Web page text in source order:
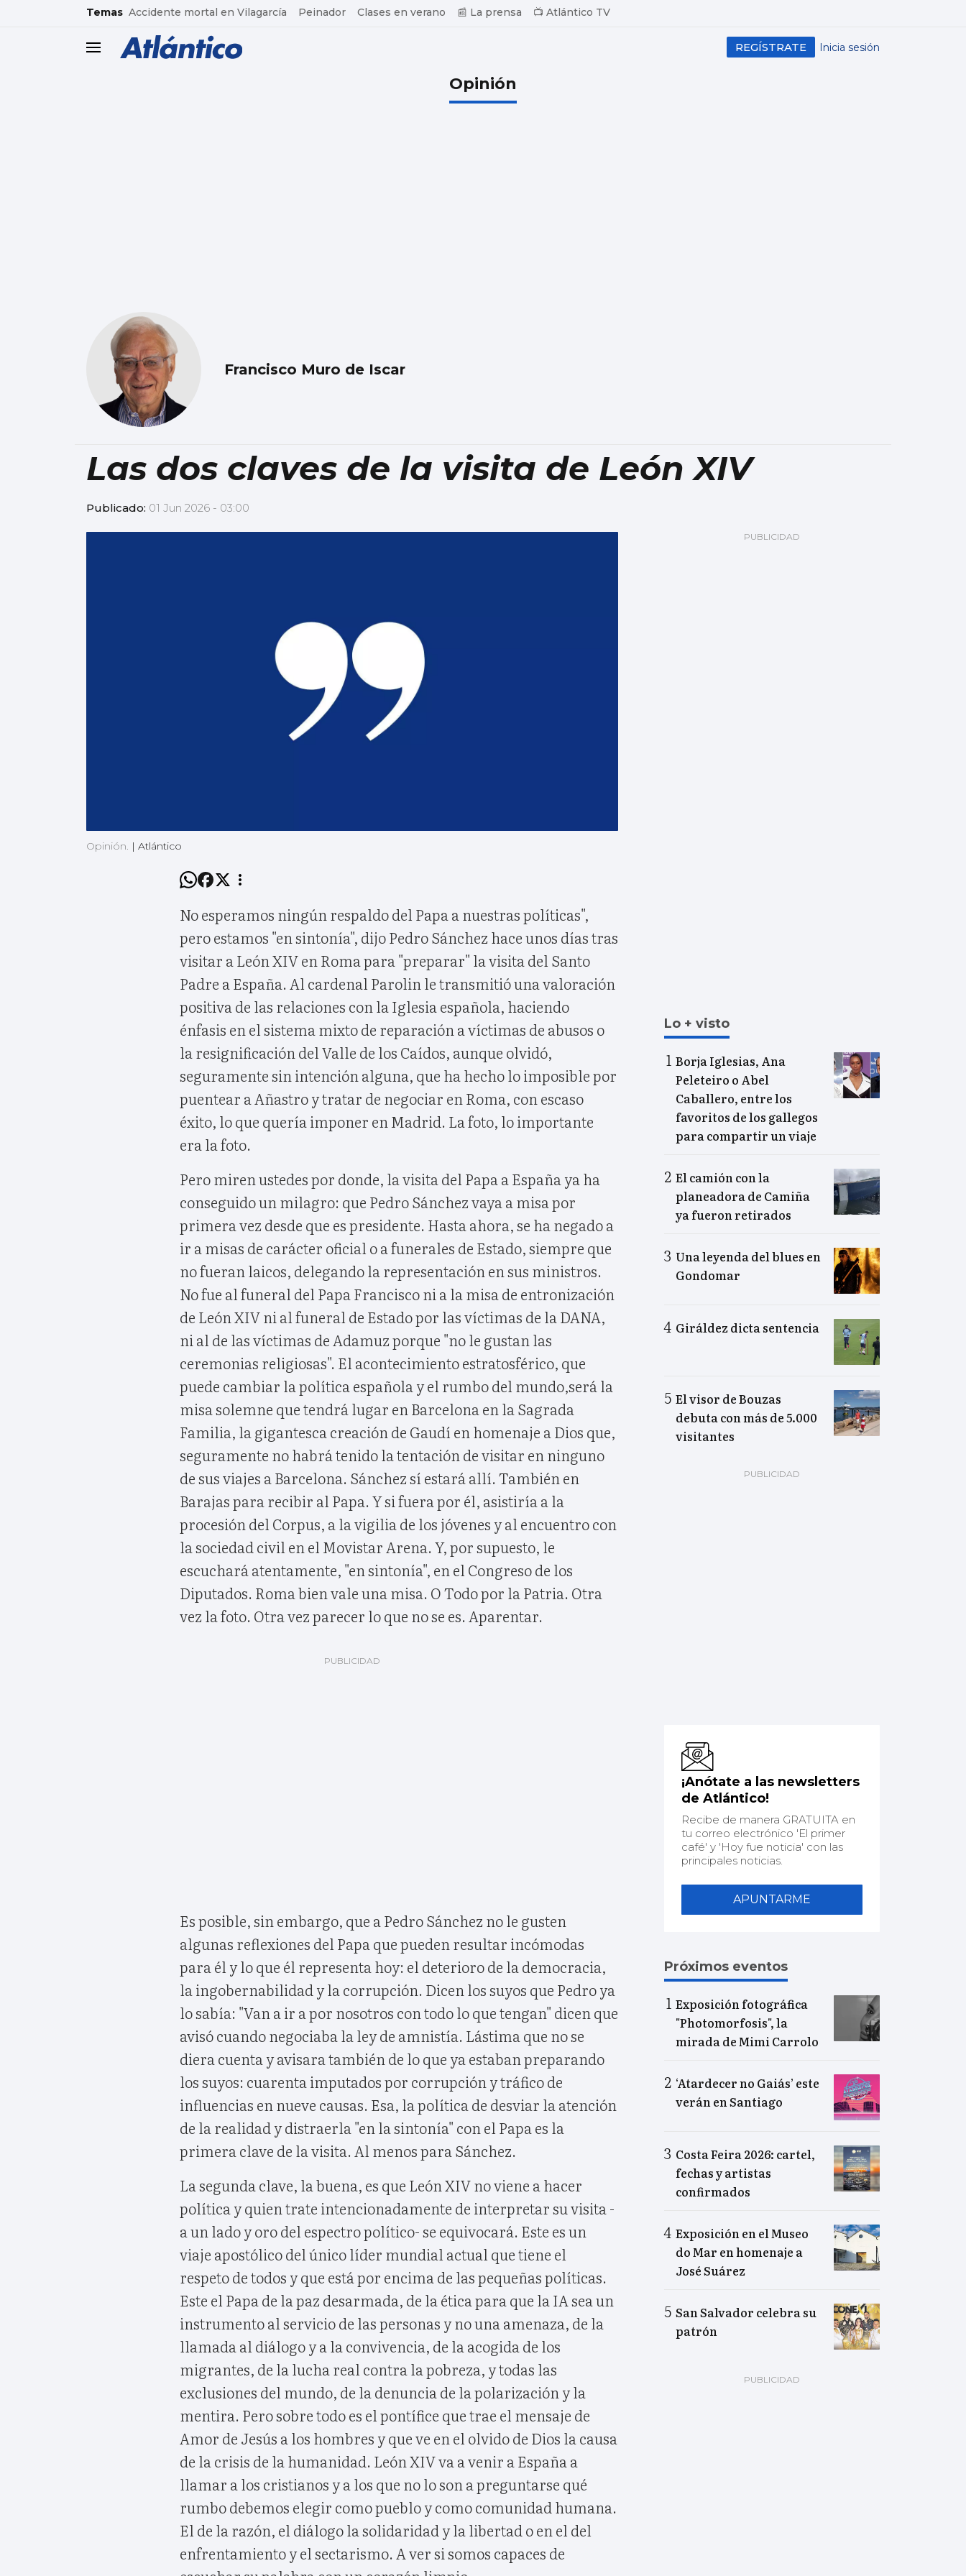
common.go-to-content
Temas Accidente mortal en Vilagarcía Peinador Clases en verano 📰 La prensa 📺 Atlántico TV
header.menu.open Inicia sesión
REGÍSTRATE
Opinión
Francisco Muro de Iscar
Las dos claves de la visita de León XIV
Publicado: 01 Jun 2026 - 03:00
Opinión. | Atlántico
No esperamos ningún respaldo del Papa a nuestras políticas",
pero estamos "en sintonía", dijo Pedro Sánchez hace unos días tras
visitar a León XIV en Roma para "preparar" la visita del Santo
Padre a España. Al cardenal Parolin le transmitió una valoración
positiva de las relaciones con la Iglesia española, haciendo
énfasis en el sistema mixto de reparación a víctimas de abusos o
la resignificación del Valle de los Caídos, aunque olvidó,
seguramente sin intención alguna, que ha hecho lo imposible por
puentear a Añastro y tratar de negociar en Roma, con escaso
éxito, lo que quería imponer en Madrid. La foto, lo importante
era la foto.
Pero miren ustedes por donde, la visita del Papa a España ya ha
conseguido un milagro: que Pedro Sánchez vaya a misa por
primera vez desde que es presidente. Hasta ahora, se ha negado a
ir a misas de carácter oficial o a funerales de Estado, siempre que
no fueran laicos, delegando la representación en sus ministros.
No fue al funeral del Papa Francisco ni a la misa de entronización
de León XIV ni al funeral de Estado por las víctimas de la DANA,
ni al de las víctimas de Adamuz porque "no le gustan las
ceremonias religiosas". El acontecimiento estratosférico, que
puede cambiar la política española y el rumbo del mundo,será la
misa solemne que tendrá lugar en Barcelona en la Sagrada
Familia, la gigantesca creación de Gaudí en homenaje a Dios que,
seguramente no habrá tenido la tentación de visitar en ninguno
de sus viajes a Barcelona. Sánchez sí estará allí. También en
Barajas para recibir al Papa. Y si fuera por él, asistiría a la
procesión del Corpus, a la vigilia de los jóvenes y al encuentro con
la sociedad civil en el Movistar Arena. Y, por supuesto, le
escuchará atentamente, "en sintonía", en el Congreso de los
Diputados. Roma bien vale una misa. O Todo por la Patria. Otra
vez la foto. Otra vez parecer lo que no se es. Aparentar.
Es posible, sin embargo, que a Pedro Sánchez no le gusten
algunas reflexiones del Papa que pueden resultar incómodas
para él y lo que él representa hoy: el deterioro de la democracia,
la ingobernabilidad y la corrupción. Dicen los suyos que Pedro ya
lo sabía: "Van a ir a por nosotros con todo lo que tengan" dicen que
avisó cuando negociaba la ley de amnistía. Lástima que no se
diera cuenta y avisara también de lo que ya estaban preparando
los suyos: cuarenta imputados por corrupción y tráfico de
influencias en nueve causas. Esa, la política de desviar la atención
de la realidad y distraerla "en la sintonía" con el Papa es la
primera clave de la visita. Al menos para Sánchez.
La segunda clave, la buena, es que León XIV no viene a hacer
política y quien trate intencionadamente de interpretar su visita -
a un lado y oro del espectro político- se equivocará. Este es un
viaje apostólico del único líder mundial actual que tiene el
respeto de todos y que está por encima de las pequeñas políticas.
Este el Papa de la paz desarmada, de la ética para que la IA sea un
instrumento al servicio de las personas y no una amenaza, de la
llamada al diálogo y a la convivencia, de la acogida de los
migrantes, de la lucha real contra la pobreza, y todas las
exclusiones del mundo, de la denuncia de la polarización y la
mentira. Pero sobre todo es el pontífice que trae el mensaje de
Amor de Jesús a los hombres y que ve en el olvido de Dios la causa
de la crisis de la humanidad. León XIV va a venir a España a
llamar a los cristianos y a los que no lo son a preguntarse qué
rumbo debemos elegir como pueblo y como comunidad humana.
El de la razón, el diálogo la solidaridad y la libertad o en el del
enfrentamiento y el sectarismo. A ver si somos capaces de
Lo + visto
Borja Iglesias, Ana
Peleteiro o Abel
Caballero, entre los
favoritos de los gallegos
para compartir un viaje
El camión con la
planeadora de Camiña
ya fueron retirados
Una leyenda del blues en
Gondomar
Giráldez dicta sentencia
El visor de Bouzas
debuta con más de 5.000
visitantes
¡Anótate a las newsletters
de Atlántico!
Recibe de manera GRATUITA en
tu correo electrónico 'El primer
café' y 'Hoy fue noticia' con las
principales noticias.
APUNTARME
Próximos eventos
Exposición fotográfica
"Photomorfosis", la
mirada de Mimi Carrolo
‘Atardecer no Gaiás’ este
verán en Santiago
Costa Feira 2026: cartel,
fechas y artistas
confirmados
Exposición en el Museo
do Mar en homenaje a
José Suárez
San Salvador celebra su
patrón